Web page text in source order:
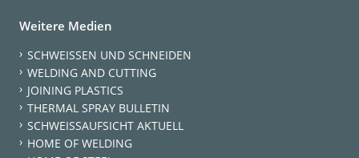
Weitere Medien
SCHWEISSEN UND SCHNEIDEN
WELDING AND CUTTING
JOINING PLASTICS
THERMAL SPRAY BULLETIN
SCHWEISSAUFSICHT AKTUELL
HOME OF WELDING